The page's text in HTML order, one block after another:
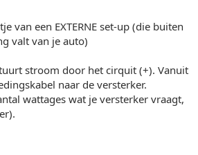
van een EXTERNE set-up (die buiten
valt van je auto)
stroom door het cirquit (+). Vanuit
naar de versterker.
wattages wat je versterker vraagt,